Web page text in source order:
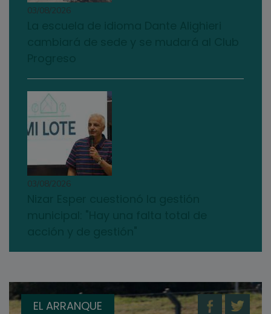
03/08/2026
03/08/2026
EL ARRANQUE